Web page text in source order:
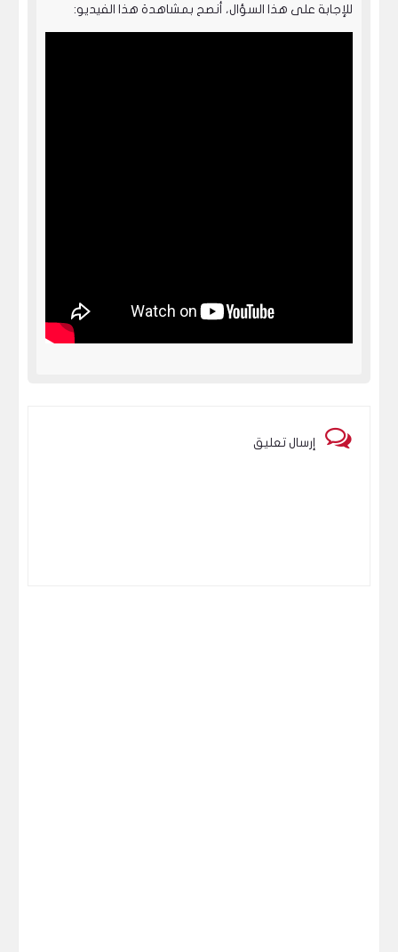
للإجابة على هذا السؤال، أنصح بمشاهدة هذا الفيديو:
إرسال تعليق
التحليل الفني لسهم بى اى جى للتجارة
والاستثمار (BIGP) - مارس 2021